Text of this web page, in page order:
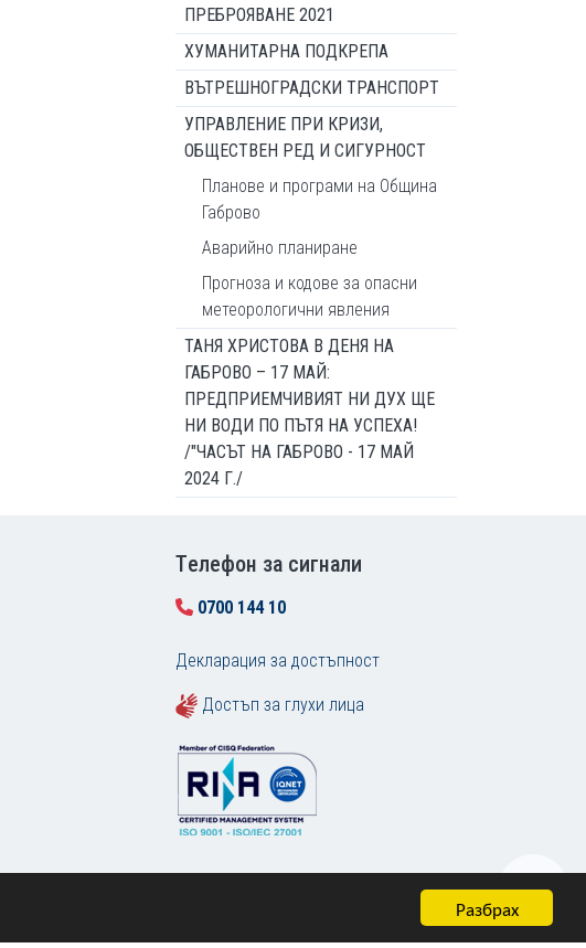
Разбрах
ПРЕБРОЯВАНЕ 2021
ХУМАНИТАРНА ПОДКРЕПА
ВЪТРЕШНОГРАДСКИ ТРАНСПОРТ
УПРАВЛЕНИЕ ПРИ КРИЗИ,
ОБЩЕСТВЕН РЕД И СИГУРНОСТ
Планове и програми на Община
Габрово
Аварийно планиране
Прогноза и кодове за опасни
метеорологични явления
ТАНЯ ХРИСТОВА В ДЕНЯ НА
ГАБРОВО – 17 МАЙ:
ПРЕДПРИЕМЧИВИЯТ НИ ДУХ ЩЕ
НИ ВОДИ ПО ПЪТЯ НА УСПЕХА!
/"ЧАСЪТ НА ГАБРОВО - 17 МАЙ
2024 Г./
Tелефон за сигнали
0700 144 10
Декларация за достъпност
Достъп за глухи лица